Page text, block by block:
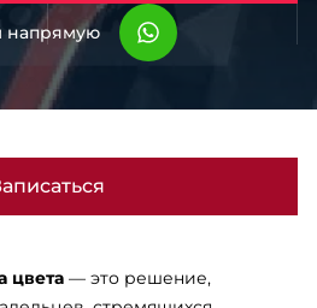
напрямую
цвета — это решение,